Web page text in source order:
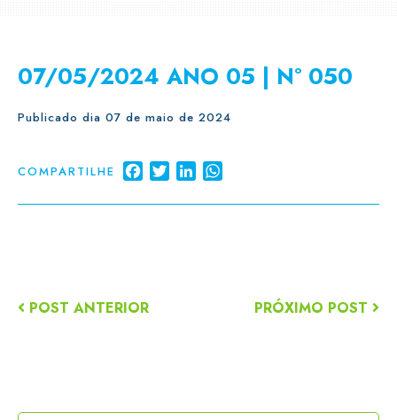
07/05/2024 ANO 05 | Nº 050
Publicado dia 07 de maio de 2024
COMPARTILHE FacebookTwitterLinkedIn
POST ANTERIOR PRÓXIMO POST